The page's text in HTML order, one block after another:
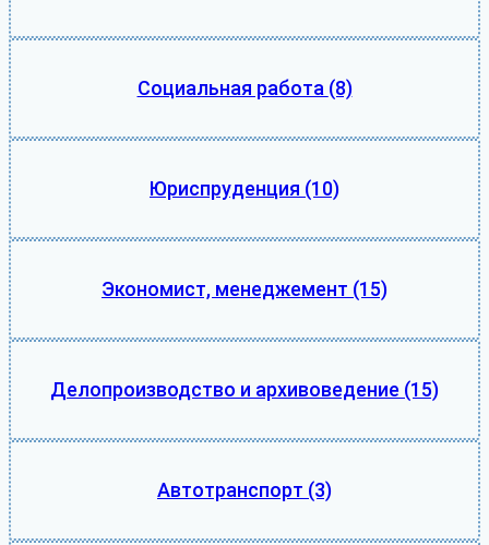
Социальная работа (8)
Юриспруденция (10)
Экономист, менеджемент (15)
Делопроизводство и архивоведение (15)
Автотранспорт (3)